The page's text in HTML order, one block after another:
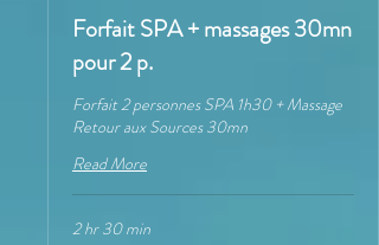
Forfait SPA + massages 30mn
pour 2 p.
Forfait 2 personnes SPA 1h30 + Massage
Retour aux Sources 30mn
Read More
2 hr 30 min